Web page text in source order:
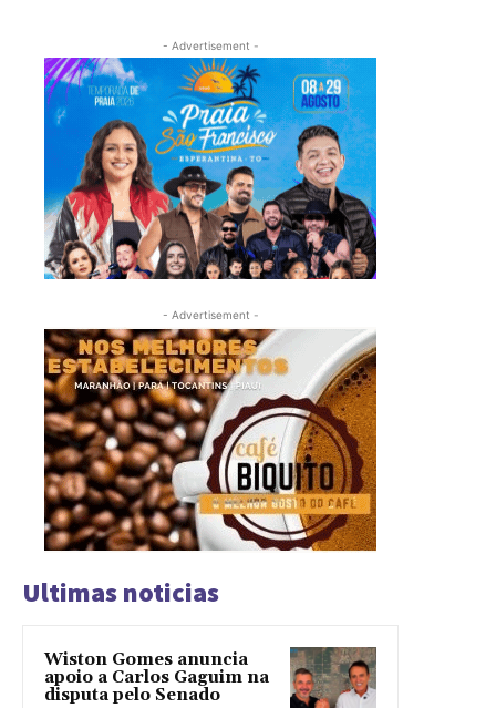
- Advertisement -
- Advertisement -
Ultimas noticias
Wiston Gomes anuncia
apoio a Carlos Gaguim na
disputa pelo Senado